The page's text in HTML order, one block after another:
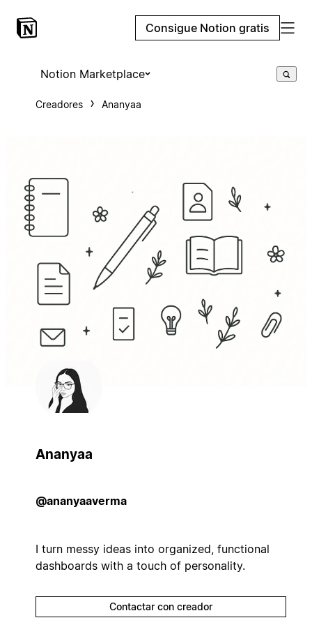
Consigue Notion gratis
Notion Marketplace
Creadores Ananyaa
Ananyaa
@ananyaaverma
I turn messy ideas into organized, functional
dashboards with a touch of personality.
Contactar con creador